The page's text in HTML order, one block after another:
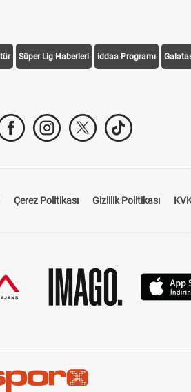
Süper Lig Haberleri iddaa Programı
Çerez Politikası Gizlilik Politikası